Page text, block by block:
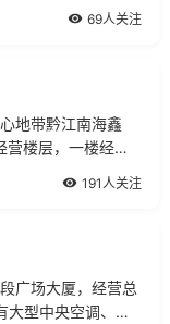
69人关注
地带黔江南海鑫
营楼层，一楼经
191人关注
广场大厦，经营总
型中央空调、自